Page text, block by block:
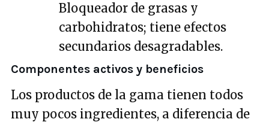
Bloqueador de grasas y
carbohidratos; tiene efectos
secundarios desagradables.
Componentes activos y beneficios
Los productos de la gama tienen todos
muy pocos ingredientes, a diferencia de